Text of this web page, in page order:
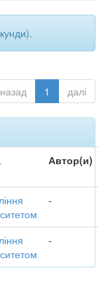
назад 1 далі
Автор(и)
-
-